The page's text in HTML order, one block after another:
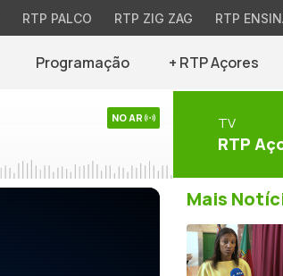
RTP PALCO RTP ZIG ZAG RTP
Programação + RTP Açores
NO AR TV
RTP
Mais